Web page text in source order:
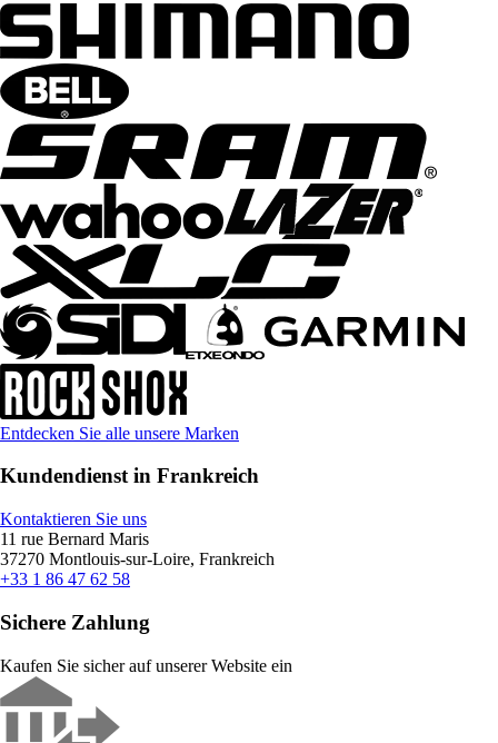
Entdecken Sie alle unsere Marken
Kundendienst in Frankreich
Kontaktieren Sie uns
11 rue Bernard Maris
37270 Montlouis-sur-Loire, Frankreich
+33 1 86 47 62 58
Sichere Zahlung
Kaufen Sie sicher auf unserer Website ein